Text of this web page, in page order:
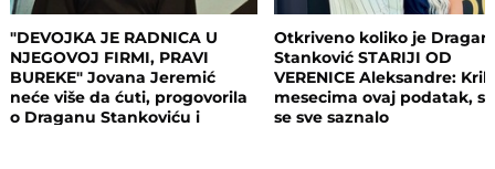
"DEVOJKA JE RADNICA U
NJEGOVOJ FIRMI, PRAVI
BUREKE" Jovana Jeremić
neće više da ćuti, progovorila
o Draganu Stankoviću i
Otkriveno koliko je Dragan
Stanković STARIJI OD
VERENICE Aleksandre: Krili
mesecima ovaj podatak,
se sve saznalo